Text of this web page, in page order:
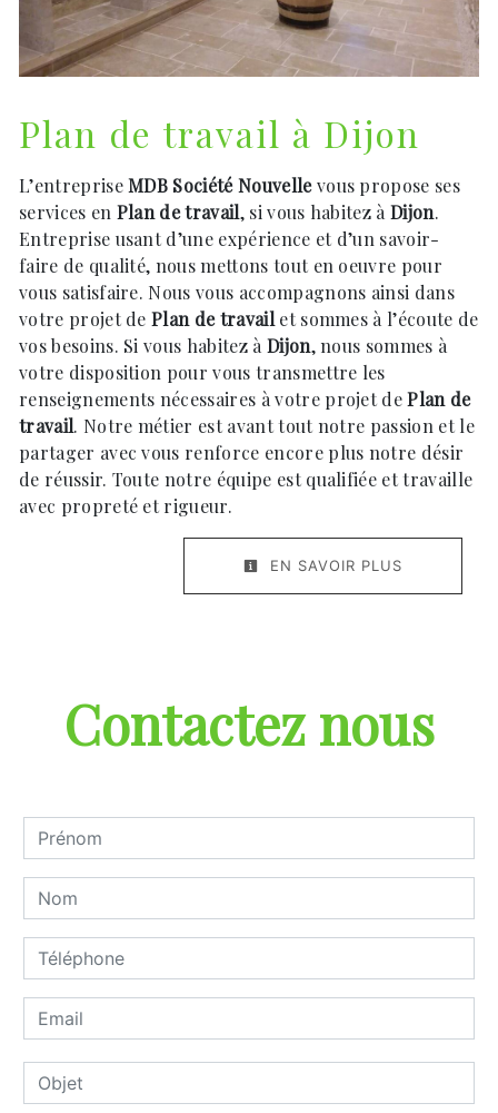
Plan de travail à Dijon
L’entrepriseMDB Société Nouvellevous propose ses
services en Plan de travail, si vous habitez àDijon.
Entreprise usant d’une expérience et d’un savoir-
faire de qualité, nous mettons tout en oeuvre pour
vous satisfaire. Nous vous accompagnons ainsi dans
votre projet dePlan de travail et sommes à l’écoute de
vos besoins. Si vous habitez à Dijon, nous sommes à
votre disposition pour vous transmettre les
renseignements nécessaires à votre projet dePlan de
travail. Notre métier est avant tout notre passion et le
partager avec vous renforce encore plus notre désir
de réussir. Toute notre équipe est qualifiée et travaille
avec propreté et rigueur.
EN SAVOIR PLUS
Contactez nous